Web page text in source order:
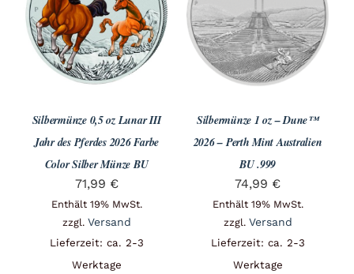
Angebote
Silbermünze 0,5 oz Lunar III
Jahr des Pferdes 2026 Farbe
Color Silber Münze BU
71,99 €
Enthält 19% MwSt.
zzgl. Versand
Lieferzeit: ca. 2-3
Werktage
Silbermünze 1 oz – Dune™
2026 – Perth Mint Australien
BU .999
74,99 €
Enthält 19% MwSt.
zzgl. Versand
Lieferzeit: ca. 2-3
Werktage